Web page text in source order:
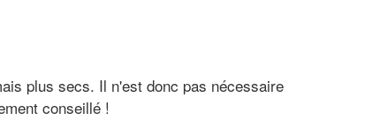
plus secs. Il n'est donc pas nécessaire
conseillé !